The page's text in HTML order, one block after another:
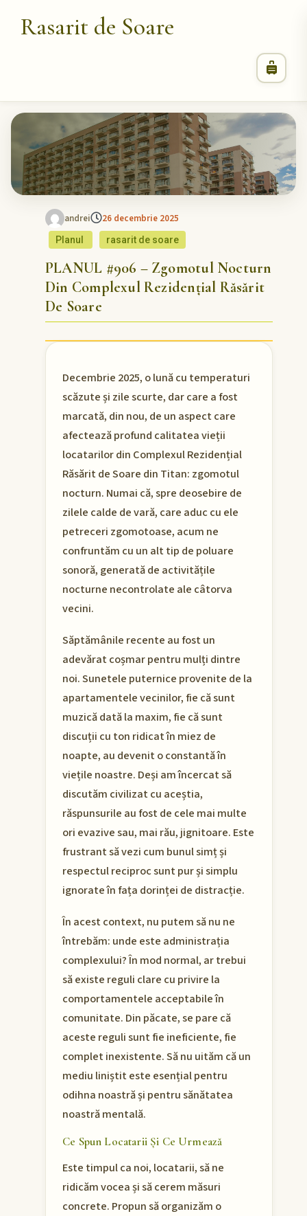
Rasarit de Soare
andrei 26 decembrie 2025
Planul rasarit de soare
PLANUL #906 – Zgomotul Nocturn
Din Complexul Rezidențial Răsărit
De Soare
Decembrie 2025, o lună cu temperaturi
scăzute și zile scurte, dar care a fost
marcată, din nou, de un aspect care
afectează profund calitatea vieții
locatarilor din Complexul Rezidențial
Răsărit de Soare din Titan: zgomotul
nocturn. Numai că, spre deosebire de
zilele calde de vară, care aduc cu ele
petreceri zgomotoase, acum ne
confruntăm cu un alt tip de poluare
sonoră, generată de activitățile
nocturne necontrolate ale câtorva
vecini.
Săptămânile recente au fost un
adevărat coșmar pentru mulți dintre
noi. Sunetele puternice provenite de la
apartamentele vecinilor, fie că sunt
muzică dată la maxim, fie că sunt
discuții cu ton ridicat în miez de
noapte, au devenit o constantă în
viețile noastre. Deși am încercat să
discutăm civilizat cu aceștia,
răspunsurile au fost de cele mai multe
ori evazive sau, mai rău, jignitoare. Este
frustrant să vezi cum bunul simț și
respectul reciproc sunt pur și simplu
ignorate în fața dorinței de distracție.
În acest context, nu putem să nu ne
întrebăm: unde este administrația
complexului? În mod normal, ar trebui
să existe reguli clare cu privire la
comportamentele acceptabile în
comunitate. Din păcate, se pare că
aceste reguli sunt fie ineficiente, fie
complet inexistente. Să nu uităm că un
mediu liniștit este esențial pentru
odihna noastră și pentru sănătatea
noastră mentală.
Ce Spun Locatarii Și Ce Urmează
Este timpul ca noi, locatarii, să ne
ridicăm vocea și să cerem măsuri
concrete. Propun să organizăm o